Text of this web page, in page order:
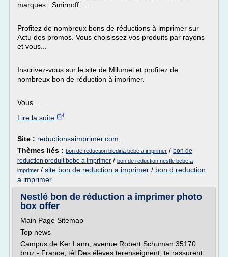
marques : Smirnoff,...
Profitez de nombreux bons de réductions à imprimer sur
Actu des promos. Vous choisissez vos produits par rayons
et vous...
Inscrivez-vous sur le site de Milumel et profitez de
nombreux bon de réduction à imprimer.
Vous...
Lire la suite
Site : reductionsaimprimer.com
Thèmes liés : bon de reduction bledina bebe a imprimer / bon de
reduction produit bebe a imprimer / bon de reduction nestle bebe a
imprimer / site bon de reduction a imprimer / bon d reduction
a imprimer
Nestlé bon de réduction a imprimer photo
box offer
Main Page Sitemap
Top news
Campus de Ker Lann, avenue Robert Schuman 35170
bruz - France, tél.Des élèves terenseignent, te rassurent